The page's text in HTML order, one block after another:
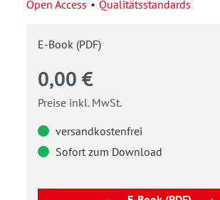
Open Access
Qualitätsstandards
E-Book (PDF)
0,00 €
Preise inkl. MwSt.
versandkostenfrei
Sofort zum Download